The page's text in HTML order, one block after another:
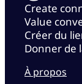
Create
Value
Créer du
Donner de
À propos